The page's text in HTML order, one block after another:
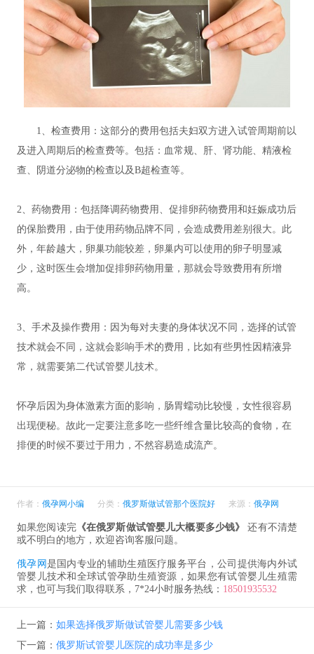
1、检查费用：这部分的费用包括夫妇双方进入试管周期前以
及进入周期后的检查费等。包括：血常规、肝、肾功能、精液检
查、阴道分泌物的检查以及B超检查等。
2、药物费用：包括降调药物费用、促排卵药物费用和妊娠成功后
的保胎费用，由于使用药物品牌不同，会造成费用差别很大。此
外，年龄越大，卵巢功能较差，卵巢内可以使用的卵子明显减
少，这时医生会增加促排卵药物用量，那就会导致费用有所增
高。
3、手术及操作费用：因为每对夫妻的身体状况不同，选择的试管
技术就会不同，这就会影响手术的费用，比如有些男性因精液异
常，就需要第二代试管婴儿技术。
怀孕后因为身体激素方面的影响，肠胃蠕动比较慢，女性很容易
出现便秘。故此一定要注意多吃一些纤维含量比较高的食物，在
排便的时候不要过于用力，不然容易造成流产。
作者： 俄孕网小编 分类： 俄罗斯做试管那个医院好 来源： 俄孕网
如果您阅读完《在俄罗斯做试管婴儿大概要多少钱》
还有不清楚
或不明白的地方，欢迎咨询客服问题。
俄孕网 是国内专业的辅助生殖医疗服务平台，公司提供海内外试
管婴儿技术和全球试管孕助生殖资源，如果您有试管婴儿生殖需
求，也可与我们取得联系，7*24小时服务热线： 18501935532
上一篇： 如果选择俄罗斯做试管婴儿需要多少钱
下一篇： 俄罗斯试管婴儿医院的成功率是多少